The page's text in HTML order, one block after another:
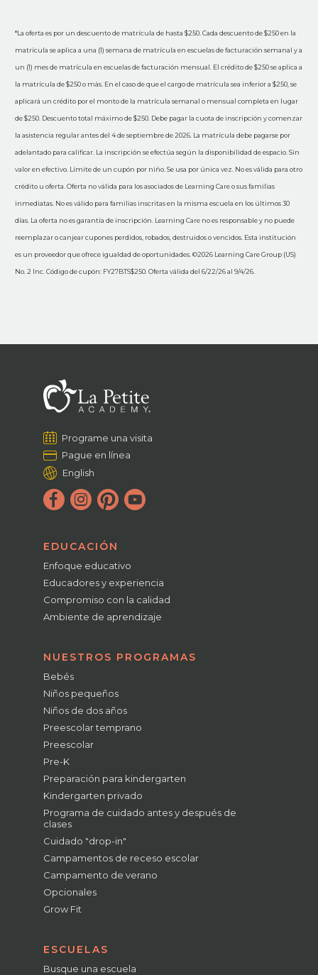
*La oferta es por un descuento de matrícula de hasta $250. Cada descuento de $250 en la
matrícula se aplica a una (1) semana de matrícula en escuelas de facturación semanal y a
un (1) mes de matrícula en escuelas de facturación mensual. El crédito de $250 se aplica a
la matrícula de $250 o más. En el caso de que el cargo de matrícula sea inferior a $250, se
aplicará un crédito por el monto de la matrícula semanal o mensual completa en lugar
de $250. Descuento total máximo de $250. Debe pagar la cuota de inscripción y comenzar
la asistencia regular antes del 4 de septiembre de 2026. La matrícula debe pagarse por
adelantado para calificar. La inscripción se efectúa según la disponibilidad de espacio. Sin
valor en efectivo. Límite de un cupón por niño. Se usa por única vez. No es válida para otro
crédito u oferta. Oferta no válida para los asociados de Learning Care o sus familias
inmediatas. No es válido para familias inscritas en la misma escuela en los últimos 30
días. La oferta no es garantía de inscripción. Learning Care no es responsable y no puede
reemplazar o canjear cupones perdidos, robados, destruidos o vencidos. Esta institución
es un proveedor que ofrece igualdad de oportunidades. ©2026 Learning Care Group (US)
No. 2 Inc. Código de cupón: FY27BTS$250. Oferta válida del 6/22/26 al 9/4/26.
Programe una visita
Pague en línea
English
EDUCACIÓN
Enfoque educativo
Educadores y experiencia
Compromiso con la calidad
Ambiente de aprendizaje
NUESTROS PROGRAMAS
Bebés
Niños pequeños
Niños de dos años
Preescolar temprano
Preescolar
Pre-K
Preparación para kindergarten
Kindergarten privado
Programa de cuidado antes y después de
clases
Cuidado "drop-in"
Campamentos de receso escolar
Campamento de verano
Opcionales
Grow Fit
ESCUELAS
Busque una escuela